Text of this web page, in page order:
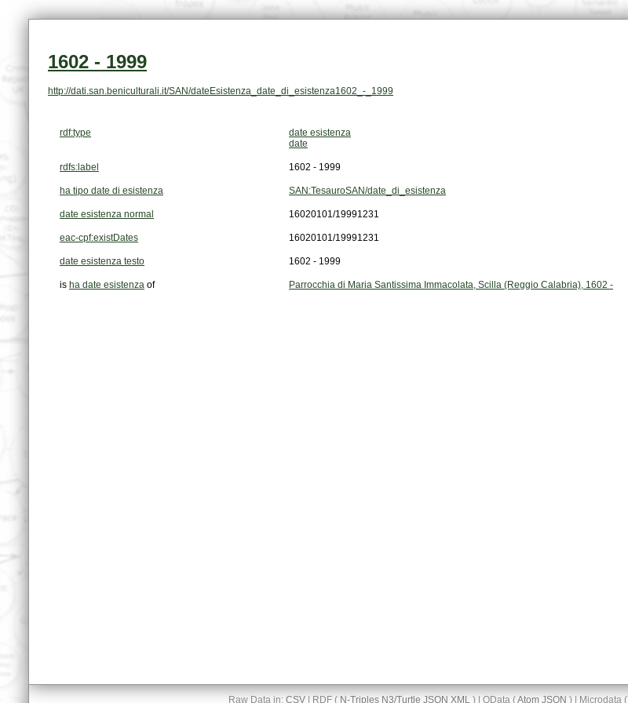
1602 - 1999
http://dati.san.beniculturali.it/SAN/dateEsistenza_date_di_esistenza1602_-_1999
rdf:type
date esistenza
date
rdfs:label 1602 - 1999
ha tipo date di esistenza SAN:TesauroSAN/date_di_esistenza
date esistenza normal 16020101/19991231
eac-cpf:existDates 16020101/19991231
date esistenza testo 1602 - 1999
is ha date esistenza of Parrocchia di Maria Santissima Immacolata, Scilla (Reggio Calabria), 1602 -
Raw Data in: CSV| RDF ( N-Triples N3/Turtle JSON XML) | OData (Atom JSON ) | Microdata (